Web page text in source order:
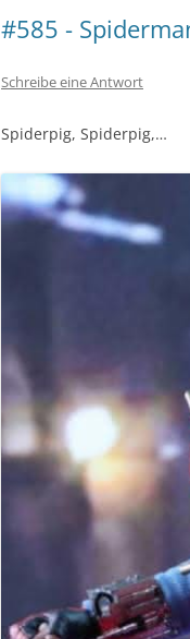
#585 -
Schreibe eine Antwort
Spiderpig, Spiderpig,…